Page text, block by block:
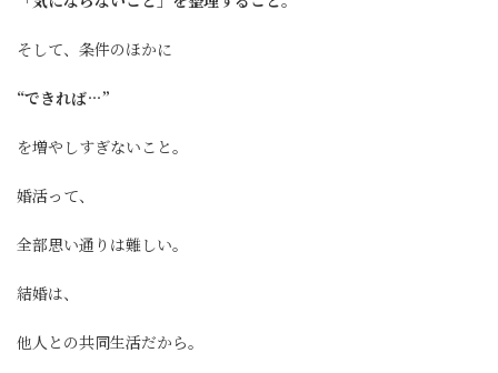
そして、条件のほかに
“できれば…”
を増やしすぎないこと。
婚活って、
全部思い通りは難しい。
結婚は、
他人との共同生活だから。